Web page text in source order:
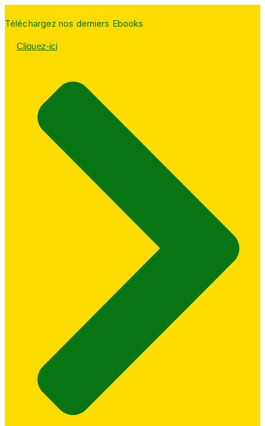
Téléchargez nos derniers Ebooks
Cliquez-ici